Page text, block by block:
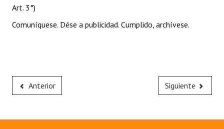
Art. 3°)
Comuníquese. Dése a publicidad. Cumplido, archívese.
Anterior Siguiente